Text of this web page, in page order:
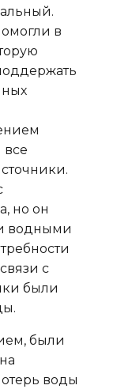
в
все
но он
водными
с
были
были
воды